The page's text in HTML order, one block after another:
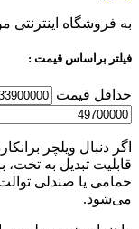
به فروشگاه
فیلتر براساس قیمت :
حداقل قیمت
اگر دنبال ویلچر
قابلیت تبدیل به تخت،
حمامی یا صندلی توالت
می‌شود.